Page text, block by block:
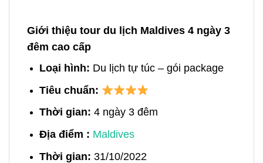
Giới thiệu tour du lịch Maldives 4 ngày 3
đêm cao cấp
Loại hình: Du lịch tự túc – gói package
Tiêu chuẩn:
Thời gian: 4 ngày 3 đêm
Địa điểm : Maldives
Thời gian: 31/10/2022